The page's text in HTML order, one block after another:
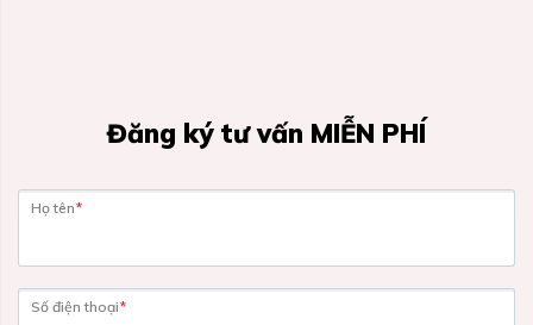
Đăng ký tư vấn MIỄN PHÍ
Họ tên*
Số điện thoại*